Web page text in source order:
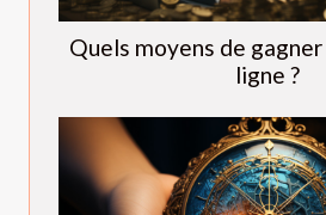
Quels moyens de gagner
ligne ?